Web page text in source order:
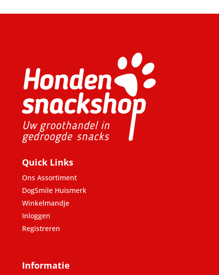
Quick Links
Ons Assortiment
DogSmile Huismerk
Winkelmandje
Inloggen
Registreren
Informatie